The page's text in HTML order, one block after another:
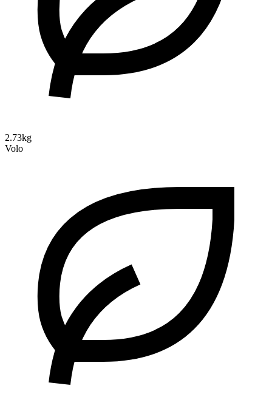
2.73kg
Volo